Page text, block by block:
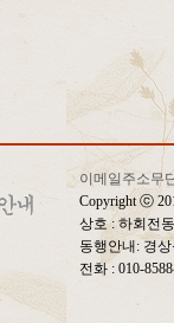
이메일주소무
Copyright ⓒ
상호 : 하회전
동행안내: 경
전화 : 010-